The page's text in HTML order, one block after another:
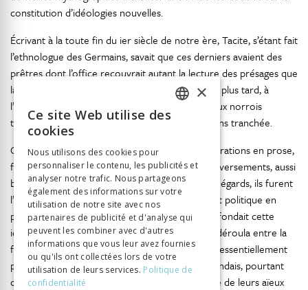
constitution d’idéologies nouvelles.
Écrivant à la toute fin du ier siècle de notre ère, Tacite, s’étant fait
l’ethnologue des Germains, savait que ces derniers avaient des
prêtres dont l’office recouvrait autant la lecture des présages que
la conduite des assemblées populaires. Mille ans plus tard, à
l’extrême nord de la Germanie, les textes en vieux norrois
transmis par l’Islande présentent une image moins tranchée.
Ces textes, principalement les sagas, longues narrations en prose,
furent mis sur velum dans un contexte de bouleversements, aussi
bien politiques, sociaux que religieux. À bien des égards, ils furent
l’occasion de préserver une identité culturelle et politique en
passe d’être anéantie. Or l’Islande du xiiie siècle fondait cette
identité sur la période de la colonisation qui se déroula entre la
fin du ixe et le milieu du xe siècle – une période essentiellement
païenne (heiðni). C’est ainsi que les écrivains islandais, pourtant
chrétiens, rapportèrent non seulement l’histoire de leurs aïeux
ITALIAN
×
Ce site Web utilise des
cookies
Nous utilisons des cookies pour
personnaliser le contenu, les publicités et
analyser notre trafic. Nous partageons
également des informations sur votre
utilisation de notre site avec nos
partenaires de publicité et d'analyse qui
peuvent les combiner avec d'autres
informations que vous leur avez fournies
ou qu'ils ont collectées lors de votre
utilisation de leurs services. Politique de
confidentialité